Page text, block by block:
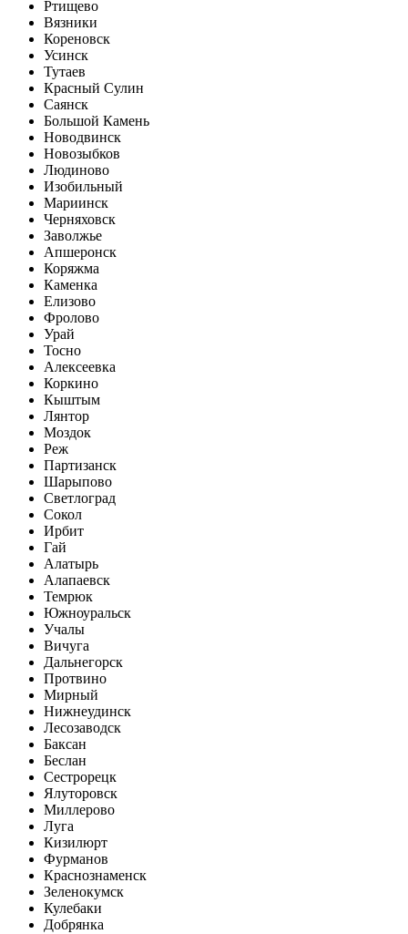
Ртищево
Вязники
Кореновск
Усинск
Тутаев
Красный Сулин
Саянск
Большой Камень
Новодвинск
Новозыбков
Людиново
Изобильный
Мариинск
Черняховск
Заволжье
Апшеронск
Коряжма
Каменка
Елизово
Фролово
Урай
Тосно
Алексеевка
Коркино
Кыштым
Лянтор
Моздок
Реж
Партизанск
Шарыпово
Светлоград
Сокол
Ирбит
Гай
Алатырь
Алапаевск
Темрюк
Южноуральск
Учалы
Вичуга
Дальнегорск
Протвино
Мирный
Нижнеудинск
Лесозаводск
Баксан
Беслан
Сестрорецк
Ялуторовск
Миллерово
Луга
Кизилюрт
Фурманов
Краснознаменск
Зеленокумск
Кулебаки
Добрянка